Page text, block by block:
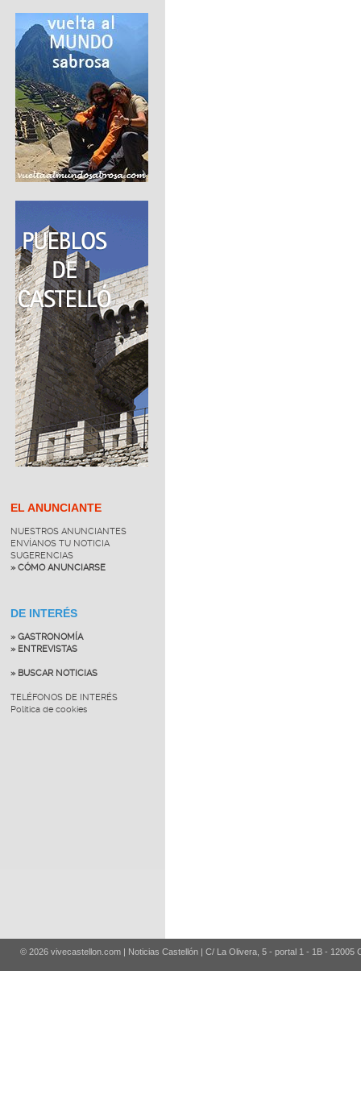
EL ANUNCIANTE
NUESTROS ANUNCIANTES
ENVÍANOS TU NOTICIA
SUGERENCIAS
» CÓMO ANUNCIARSE
DE INTERÉS
» GASTRONOMÍA
» ENTREVISTAS
» BUSCAR NOTICIAS
TELÉFONOS DE INTERÉS
Política de cookies
© 2026 vivecastellon.com | Noticias Castellón | C/ La Olivera, 5 - portal 1 - 1B - 12005